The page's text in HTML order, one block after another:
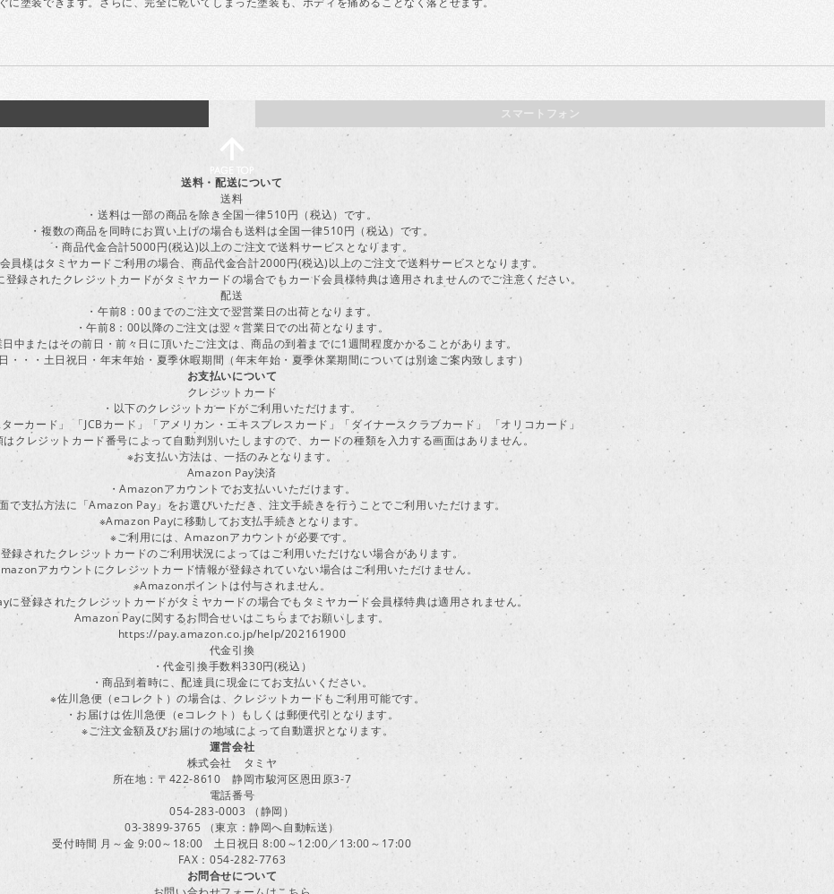
スマートフォン
送料・配送について
送料
・送料は一部の商品を除き全国一律510円（税込）です。
・複数の商品を同時にお買い上げの場合も送料は全国一律510円（税込）です。
・商品代金合計5000円(税込)以上のご注文で送料サービスとなります。
員様はタミヤカードご利用の場合、商品代金合計2000円(税込)以上のご注文で送料サービスとなります。
録されたクレジットカードがタミヤカードの場合でもカード会員様特典は適用されませんのでご注意ください。
配送
・午前8：00までのご注文で翌営業日の出荷となります。
・午前8：00以降のご注文は翌々営業日での出荷となります。
日中またはその前日・前々日に頂いたご注文は、商品の到着までに1週間程度かかることがあります。
・・・土日祝日・年末年始・夏季休暇期間（年末年始・夏季休業期間については別途ご案内致します）
お支払いについて
クレジットカード
・以下のクレジットカードがご利用いただけます。
ターカード」 「JCBカード」「アメリカン・エキスプレスカード」「ダイナースクラブカード」 「オリコカード」
クレジットカード番号によって自動判別いたしますので、カードの種類を入力する画面はありません。
※お支払い方法は、一括のみとなります。
Amazon Pay決済
・Amazonアカウントでお支払いいただけます。
で支払方法に「Amazon Pay」をお選びいただき、注文手続きを行うことでご利用いただけます。
※Amazon Payに移動してお支払手続きとなります。
※ご利用には、Amazonアカウントが必要です。
登録されたクレジットカードのご利用状況によってはご利用いただけない場合があります。
アカウントにクレジットカード情報が登録されていない場合はご利用いただけません。
※Amazonポイントは付与されません。
に登録されたクレジットカードがタミヤカードの場合でもタミヤカード会員様特典は適用されません。
Amazon Payに関するお問合せいはこちらまでお願いします。
https://pay.amazon.co.jp/help/202161900
代金引換
・代金引換手数料330円(税込）
・商品到着時に、配達員に現金にてお支払いください。
※佐川急便（eコレクト）の場合は、クレジットカードもご利用可能です。
・お届けは佐川急便（eコレクト）もしくは郵便代引となります。
※ご注文金額及びお届けの地域によって自動選択となります。
運営会社
株式会社 タミヤ
所在地：〒422-8610 静岡市駿河区恩田原3-7
電話番号
054-283-0003 （静岡）
03-3899-3765 （東京：静岡へ自動転送）
受付時間 月～金 9:00～18:00 土日祝日 8:00～12:00／13:00～17:00
FAX：054-282-7763
お問合せについて